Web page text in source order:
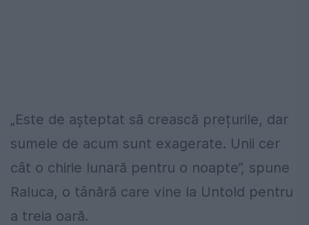
„Este de așteptat să crească prețurile, dar
sumele de acum sunt exagerate. Unii cer
cât o chirie lunară pentru o noapte”, spune
Raluca, o tânără care vine la Untold pentru
a treia oară.